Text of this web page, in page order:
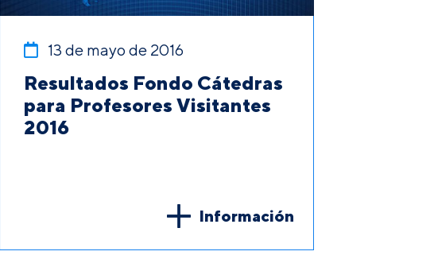
13 de mayo de 2016
Resultados Fondo Cátedras
para Profesores Visitantes
2016
Información